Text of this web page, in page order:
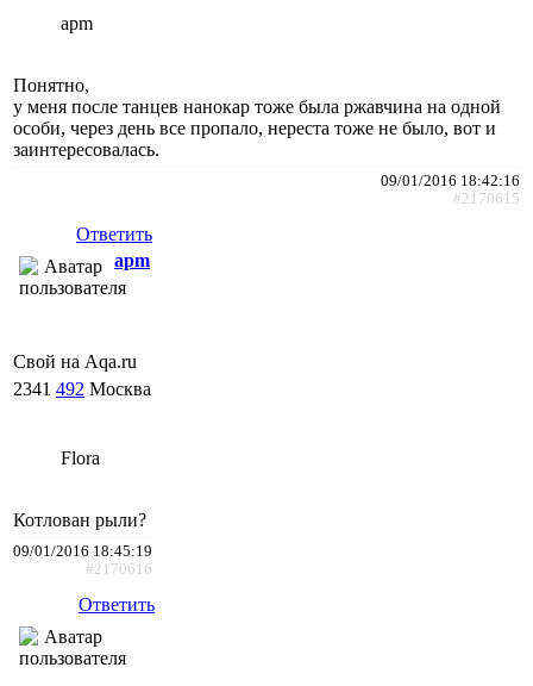
apm
Понятно,
у меня после танцев нанокар тоже была ржавчина на одной
особи, через день все пропало, нереста тоже не было, вот и
заинтересовалась.
09/01/2016 18:42:16
#2170615
Ответить
apm
Свой на Aqa.ru
2341 492 Москва
Flora
Котлован рыли?
09/01/2016 18:45:19
#2170616
Ответить